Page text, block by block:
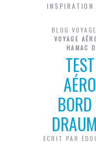
BLOG VOYAGE
VOYAGE
HAMAC
ECRIT PAR